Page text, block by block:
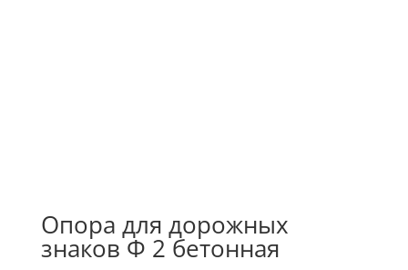
Опора для дорожных
знаков Ф 2 бетонная